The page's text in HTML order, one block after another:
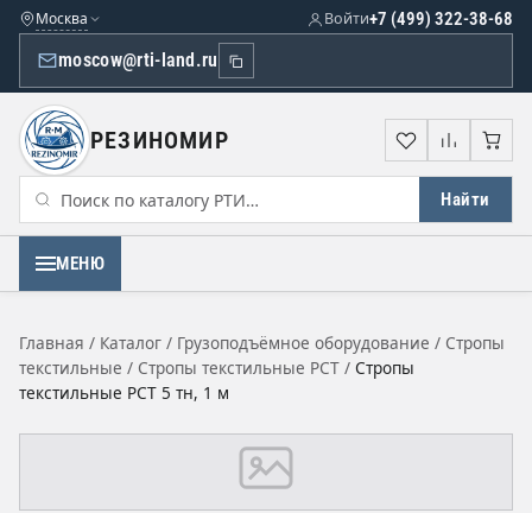
Москва
moscow@rti-land.ru
+7 (499) 322-38-68
Войти
РЕЗИНОМИР
Найти
Избранное
МЕНЮ
Главная / Каталог / Грузоподъёмное оборудование / Стропы
текстильные / Стропы текстильные РСТ / Стропы
текстильные РСТ 5 тн, 1 м